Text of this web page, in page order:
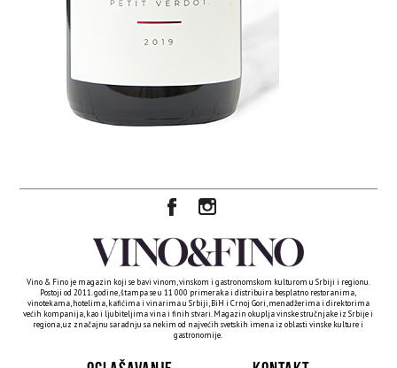
Vino & Fino je magazin koji se bavi vinom, vinskom i gastronomskom kulturom u Srbiji i regionu.
Postoji od 2011. godine, štampa se u 11 000 primeraka i distribuira besplatno restoranima,
vinotekama, hotelima, kafićima i vinarima u Srbiji, BiH i Crnoj Gori, menadžerima i direktorima
većih kompanija, kao i ljubiteljima vina i finih stvari. Magazin okuplja vinske stručnjake iz Srbije i
regiona, uz značajnu saradnju sa nekim od najvećih svetskih imena iz oblasti vinske kulture i
gastronomije.